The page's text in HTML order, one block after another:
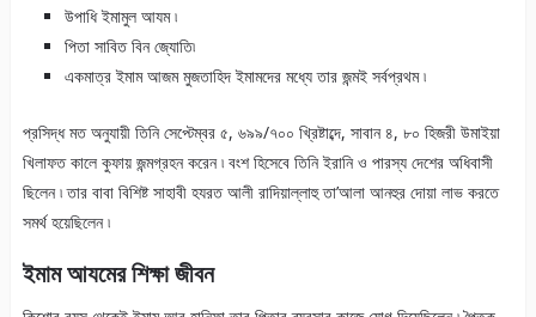
উপাধি ইমামুল আযম ৷
পিতা সাবিত বিন জ্যোতি৷
একমাত্র ইমাম আজম মুজতাহিদ ইমামদের মধ্যে তার জন্মই সর্বপ্রথম ৷
প্রসিদ্ধ মত অনুযায়ী তিনি সেপ্টেম্বর ৫, ৬৯৯/৭০০ খ্রিষ্টাব্দে, সাবান ৪, ৮০ হিজরী উমাইয়া
খিলাফত কালে কুফায় জন্মগ্রহন করেন ৷ বংশ হিসেবে তিনি ইরানি ও পারস্য দেশের অধিবাসী
ছিলেন ৷ তার বাবা বিশিষ্ট সাহাবী হযরত আলী রাদিয়াল্লাহু তা’আলা আনহুর দোয়া লাভ করতে
সমর্থ হয়েছিলেন ৷
ইমাম আযমের শিক্ষা জীবন